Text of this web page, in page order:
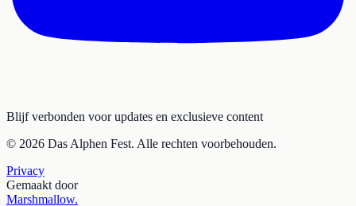
Blijf verbonden voor updates en exclusieve content
© 2026 Das Alphen Fest. Alle rechten voorbehouden.
Privacy
Gemaakt door
Marshmallow.